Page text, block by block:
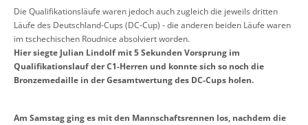
Die Qualifikationsläufe waren jedoch auch zugleich die jeweils dritten
Läufe des Deutschland-Cups (DC-Cup) - die anderen beiden Läufe waren
im tschechischen Roudnice absolviert worden.
Hier siegte Julian Lindolf mit 5 Sekunden Vorsprung im
Qualifikationslauf der C1-Herren und konnte sich so noch die
Bronzemedaille in der Gesamtwertung des DC-Cups holen.
Am Samstag ging es mit den Mannschaftsrennen los, nachdem die